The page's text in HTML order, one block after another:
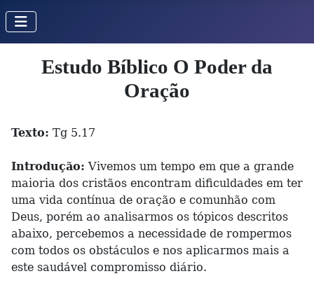
Estudo Bíblico O Poder da
Oração
Texto: Tg 5.17
Introdução: Vivemos um tempo em que a grande
maioria dos cristãos encontram dificuldades em ter
uma vida contínua de oração e comunhão com
Deus, porém ao analisarmos os tópicos descritos
abaixo, percebemos a necessidade de rompermos
com todos os obstáculos e nos aplicarmos mais a
este saudável compromisso diário.